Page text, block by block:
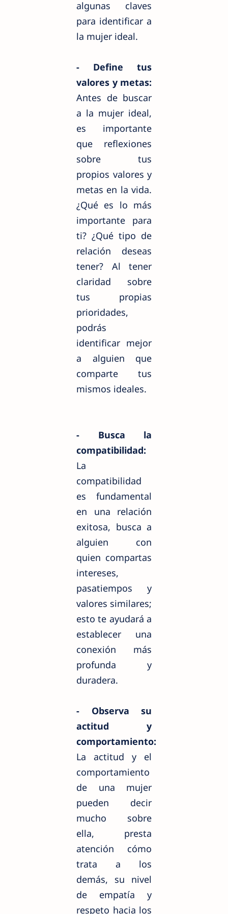
algunas claves
para identificar a
la mujer ideal.
- Define tus
valores y metas:
Antes de buscar
a la mujer ideal,
es importante
que reflexiones
sobre tus
propios valores y
metas en la vida.
¿Qué es lo más
importante para
ti? ¿Qué tipo de
relación deseas
tener? Al tener
claridad sobre
tus propias
prioridades,
podrás
identificar mejor
a alguien que
comparte tus
mismos ideales.
- Busca la
compatibilidad:
La
compatibilidad
es fundamental
en una relación
exitosa, busca a
alguien con
quien compartas
intereses,
pasatiempos y
valores similares;
esto te ayudará a
establecer una
conexión más
profunda y
duradera.
- Observa su
actitud y
comportamiento:
La actitud y el
comportamiento
de una mujer
pueden decir
mucho sobre
ella, presta
atención cómo
trata a los
demás, su nivel
de empatía y
respeto hacia los